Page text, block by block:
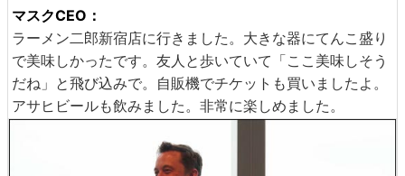
マスクCEO：
ラーメン二郎新宿店に行きました。大きな器にてんこ盛り
で美味しかったです。友人と歩いていて「ここ美味しそう
だね」と飛び込みで。自販機でチケットも買いましたよ。
アサヒビールも飲みました。非常に楽しめました。